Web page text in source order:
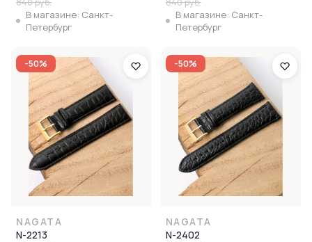
В магазине: Санкт-
Петербург
В магазине: Санкт-
Петербург
-50%
NAGATA
N-2213
-50%
NAGATA
N-2402